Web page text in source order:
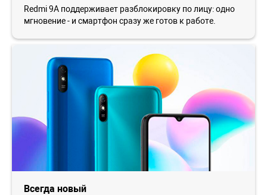
Redmi 9A поддерживает разблокировку по лицу: одно
мгновение - и смартфон сразу же готов к работе.
Всегда новый